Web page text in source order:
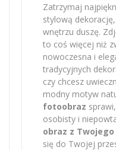
Zatrzymaj
stylową
wnętrzu duszę.
to coś więcej niż
nowoczesna i
tradycyjnych
czy chcesz
modny motyw
fotoobraz
osobisty i
obraz z Twojego
się do Twojej